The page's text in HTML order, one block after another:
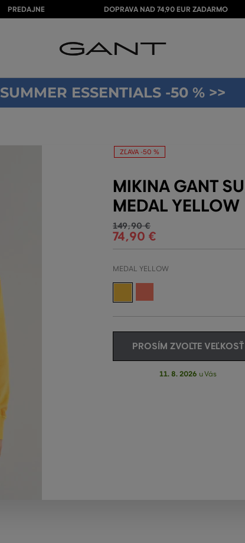
PREDAJNE DOPRAVA NAD 74,90 EUR ZADARMO
SUMMER ESSENTIALS -50 % >>
ZĽAVA -50 %
MIKINA GANT
MEDAL YELLOW
149,90 €
74,90 €
MEDAL YELLOW
PROSÍM ZVOĽTE VEĽKOSŤ
11. 8. 2026 u Vás